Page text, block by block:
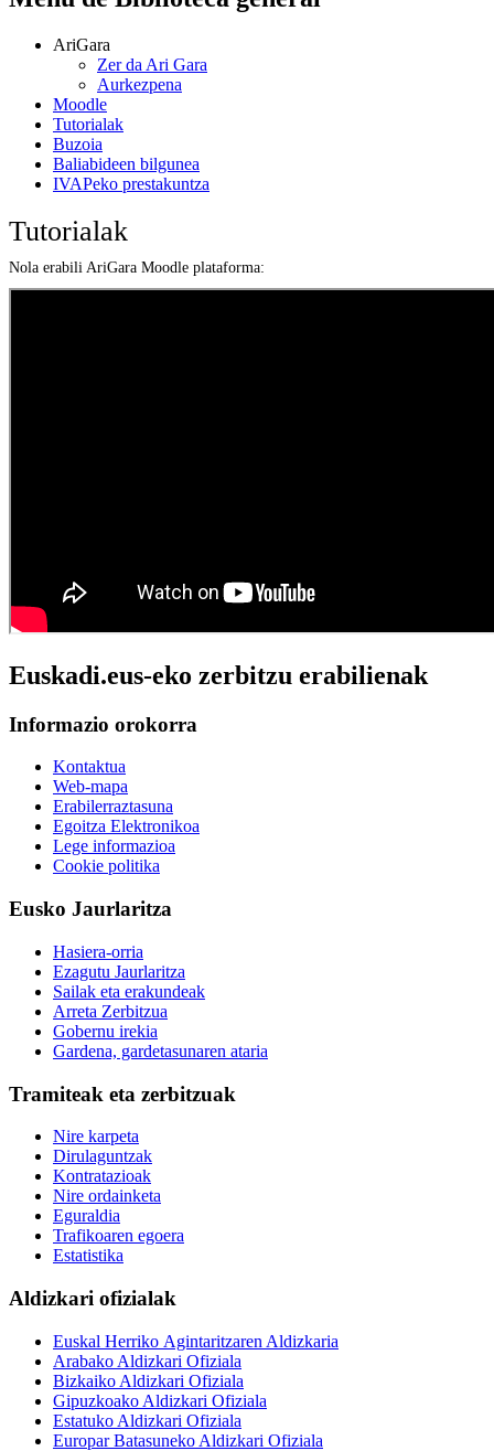
AriGara
Zer da Ari Gara
Aurkezpena
Moodle
Tutorialak
Buzoia
Baliabideen bilgunea
IVAPeko prestakuntza
Tutorialak
Nola erabili AriGara Moodle plataforma:
Euskadi.eus-eko zerbitzu erabilienak
Informazio orokorra
Kontaktua
Web-mapa
Erabilerraztasuna
Egoitza Elektronikoa
Lege informazioa
Cookie politika
Eusko Jaurlaritza
Hasiera-orria
Ezagutu Jaurlaritza
Sailak eta erakundeak
Arreta Zerbitzua
Gobernu irekia
Gardena, gardetasunaren ataria
Tramiteak eta zerbitzuak
Nire karpeta
Dirulaguntzak
Kontratazioak
Nire ordainketa
Eguraldia
Trafikoaren egoera
Estatistika
Aldizkari ofizialak
Euskal Herriko Agintaritzaren Aldizkaria
Arabako Aldizkari Ofiziala
Bizkaiko Aldizkari Ofiziala
Gipuzkoako Aldizkari Ofiziala
Estatuko Aldizkari Ofiziala
Europar Batasuneko Aldizkari Ofiziala